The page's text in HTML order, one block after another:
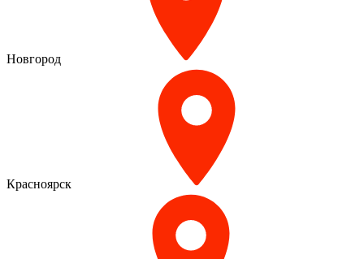
Новгород
Красноярск